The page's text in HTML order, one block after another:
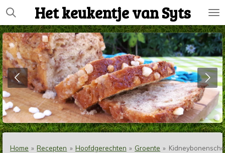
Ga
direct
naar
de
hoofdinhoud
Het keukentje van Syts
Home » Recepten » Hoofdgerechten » Groente »